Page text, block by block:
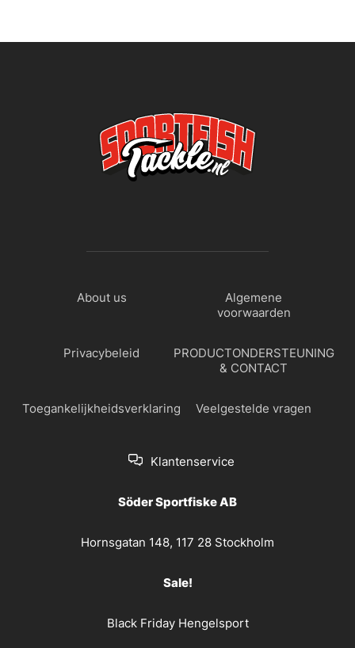
About us
Algemene
voorwaarden
Privacybeleid
PRODUCTONDERSTEUNING
& CONTACT
Toegankelijkheidsverklaring Veelgestelde vragen
Klantenservice
Söder Sportfiske AB
Hornsgatan 148, 117 28 Stockholm
Sale!
Black Friday Hengelsport